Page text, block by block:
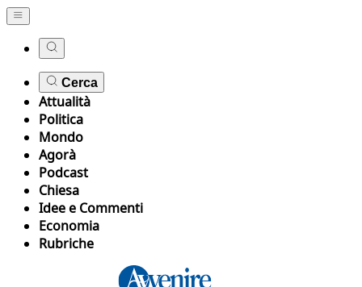
Cerca
Attualità
Politica
Mondo
Agorà
Podcast
Chiesa
Idee e Commenti
Economia
Rubriche